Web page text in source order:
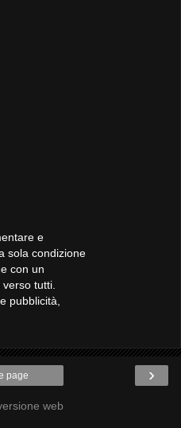
e
sola condizione
con un
tutti.
pubblicità,
›
page
web